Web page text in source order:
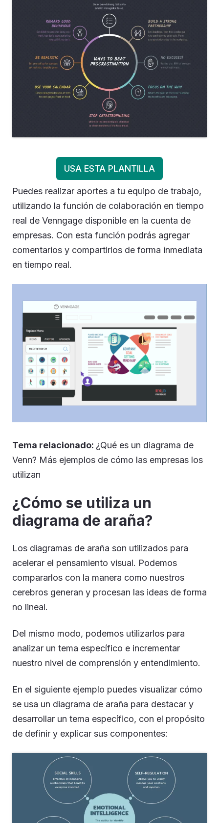
USA ESTA PLANTILLA
Puedes realizar aportes a tu equipo de trabajo,
utilizando la función de colaboración en tiempo
real de Venngage disponible en la cuenta de
empresas. Con esta función podrás agregar
comentarios y compartirlos de forma inmediata
en tiempo real.
Tema relacionado: ¿Qué es un diagrama de
Venn? Más ejemplos de cómo las empresas los
utilizan
¿Cómo se utiliza un
diagrama de araña?
Los diagramas de araña son utilizados para
acelerar el pensamiento visual. Podemos
compararlos con la manera como nuestros
cerebros generan y procesan las ideas de forma
no lineal.
Del mismo modo, podemos utilizarlos para
analizar un tema específico e incrementar
nuestro nivel de comprensión y entendimiento.
En el siguiente ejemplo puedes visualizar cómo
se usa un diagrama de araña para destacar y
desarrollar un tema específico, con el propósito
de definir y explicar sus componentes: